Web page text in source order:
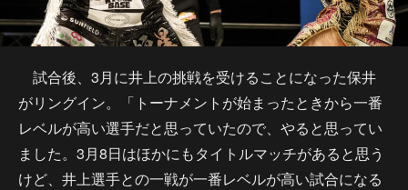
試合後、3月に井上の挑戦を受けることになった保井
がリングイン。「トーナメントが始まったときから一番
レベルが高い選手だと思っていたので、やると思ってい
ました。3月8日はほかにもタイトルマッチがあると思う
けど、井上選手との一戦が一番レベルが高い試合になる